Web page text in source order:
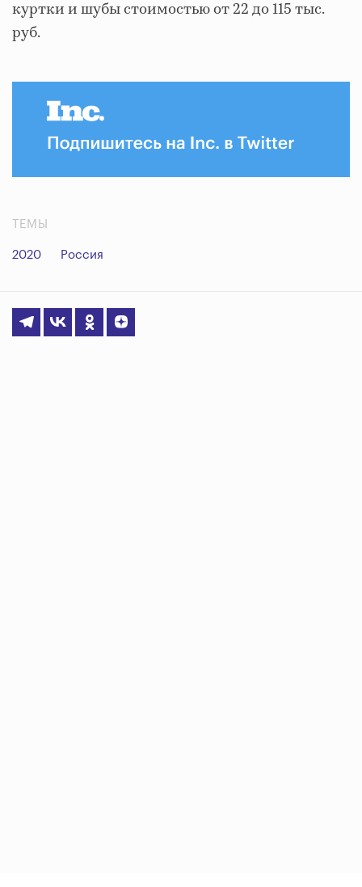
куртки и шубы стоимостью от 22 до 115 тыс.
руб.
ТЕМЫ
2020 Россия